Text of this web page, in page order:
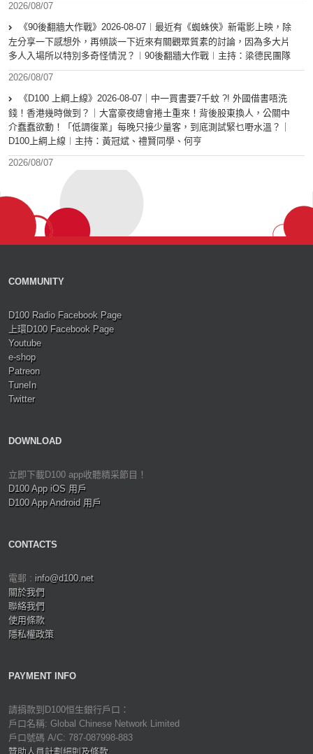
2026/08/07
《90後翻牆大作戰》2026-08-07︱最近有《蜘蛛俠》新電影上映，除
左分享一下感想外，再傾談一下近來有關觀眾質素的討論，因為多大片
多人入場所以特別多奇怪情況？︱90後翻牆大作戰︱主持：梁德民團隊
2026/08/07
《D100 上綱上線》2026-08-07｜中一買書要7千蚊 ?! 外國借書唔洗
錢！香港幾時做到？｜大富豪夜總會捲土重來！背後股東換人，公關中
介蠢蠢欲動！「低調復業」每晚只接少量客，到底測試緊乜嘢水溫？｜
D100上綱上線︱主持：黃冠斌、禮賢同學、何亨
2026/08/07
COMMUNITY
D100 Radio Facebook Page
上環D100 Facebook Page
Youtube
e-shop
Patreon
TuneIn
Twitter
DOWNLOAD
立即下載D100 app收聽精采節目！
D100 App iOS 用戶
D100 App Android 用戶
CONTACTS
電郵 : info@d100.net
關於我們
聯絡我們
使用條款
隱私權政策
PAYMENT INFO
請捐款到D100恒生銀行戶口：
戶口名稱: Global Chinese Network Limited
戶口號碼 A/C: 787-087998-883
贊助人員計劃細則及條款